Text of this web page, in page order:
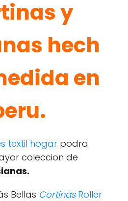
y
hech
en
textil hogar podra
coleccion de
Bellas CortinasRoller